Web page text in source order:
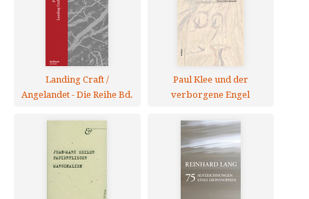
Landing Craft /
Angelandet - Die Reihe Bd.
Paul Klee und der
verborgene Engel